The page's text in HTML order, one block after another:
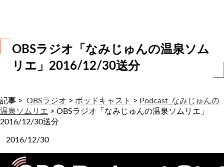
OBSラジオ「なみじゅんの温泉ソム
リエ」2016/12/30送分
記事 > OBSラジオ > ポッドキャスト > Podcast_なみじゅんの
温泉ソムリエ > OBSラジオ「なみじゅんの温泉ソムリエ」
2016/12/30送分
2016/12/30